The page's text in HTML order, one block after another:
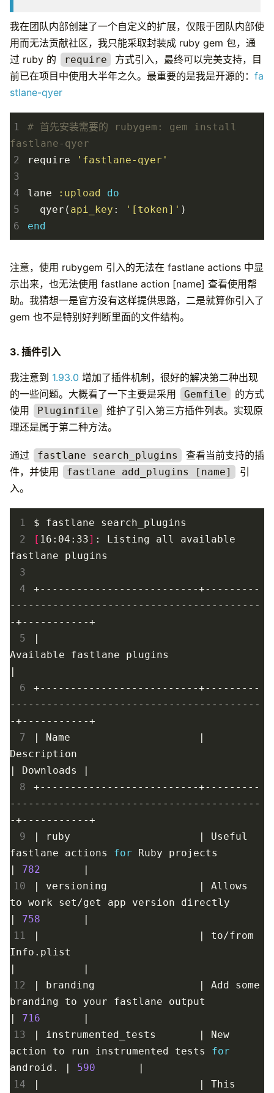
我在团队内部创建了一个自定义的扩展，仅限于团队内部使
用而无法贡献社区，我只能采取封装成 ruby gem 包，通
过 ruby 的
require
方式引入，最终可以完美支持，目
前已在项目中使用大半年之久。最重要的是我是开源的： fa
stlane-qyer
1
# 首先安装需要的 rubygem: gem install
fastlane-qyer
2
require
'fastlane-qyer'
3
4
lane :upload
do
5
qyer ( api_key : '[token]' )
6
end
注意，使用 rubygem 引入的无法在 fastlane actions 中显
示出来，也无法使用 fastlane action [name] 查看使用帮
助。我猜想一是官方没有这样提供思路，二是就算你引入了
gem 也不是特别好判断里面的文件结构。
3. 插件引入
我注意到 1.93.0 增加了插件机制，很好的解决第二种出现
的一些问题。大概看了一下主要是采用
Gemfile
的方式
使用
Pluginfile
维护了引入第三方插件列表。实现原
理还是属于第二种方法。
通过 fastlane search_plugins
查看当前支持的插
件，并使用
fastlane add_plugins [name]
引
入。
1
2
[ 16:04:33] : Listing all available
3
4
+--------------------------+---------
-----------------------------------------
5
|
|
6
+--------------------------+---------
-----------------------------------------
7
| Name
|
|
Downloads
|
8
+--------------------------+---------
-----------------------------------------
9
| ruby |
Useful
fastlane actions for
|
782
|
10
| versioning |
Allows
|
758
|
11
| |
to/from
|
|
12
| branding |
Add some
|
716
|
13
| instrumented_tests |
New
action to run instrumented tests for
android.
| 590
|
14
| | This